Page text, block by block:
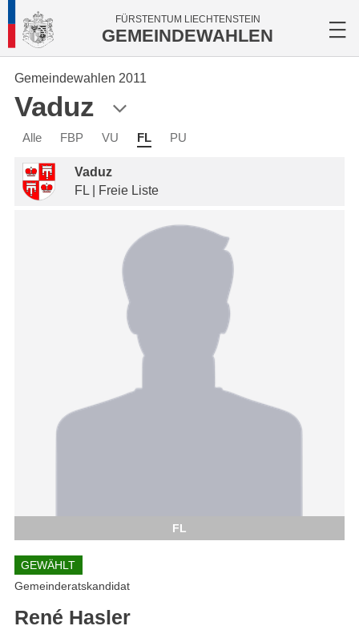
FÜRSTENTUM LIECHTENSTEIN
GEMEINDEWAHLEN
Gemeindewahlen 2011
Vaduz
Alle FBP VU FL PU
Vaduz
FL | Freie Liste
FL
GEWÄHLT
Gemeinderatskandidat
René Hasler